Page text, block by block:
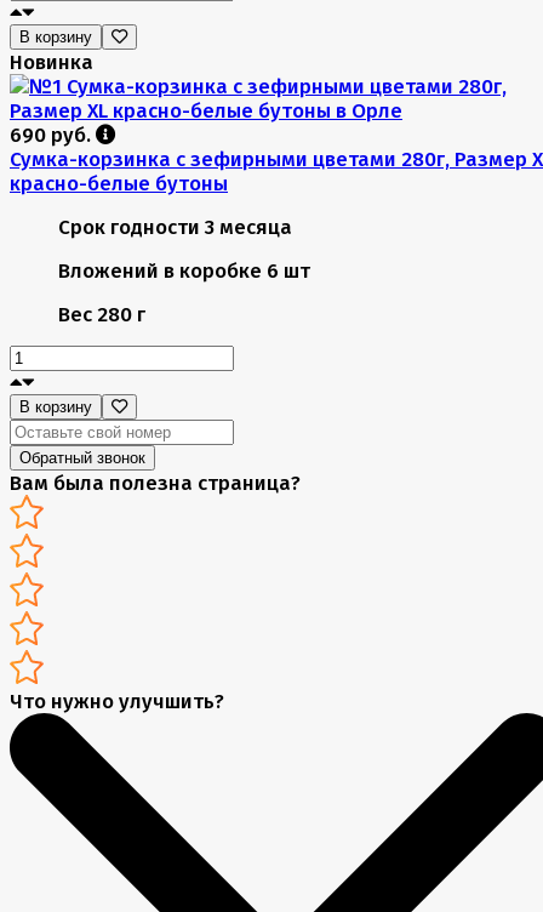
В корзину
Новинка
690 руб.
Сумка-корзинка с зефирными цветами 280г, Размер
красно-белые бутоны
Срок годности 3 месяца
Вложений в коробке 6 шт
Вес 280 г
В корзину
Обратный звонок
Вам была полезна страница?
Что нужно улучшить?